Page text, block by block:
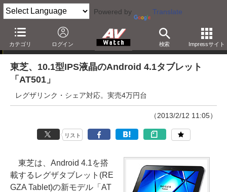
Powered by Translate
カテゴリ ログイン 検索 Impressサイト
ニュース
東芝、10.1型IPS液晶のAndroid 4.1タブレット
「AT501」
レグザリンク・シェア対応。実売4万円台
（2013/2/12 11:05）
リスト
東芝は、Android 4.1を搭
載するレグザタブレット(RE
GZA Tablet)の新モデル「AT